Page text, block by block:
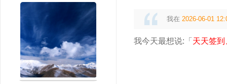
我在 2026-06-01
我今天最想说:「 天天签